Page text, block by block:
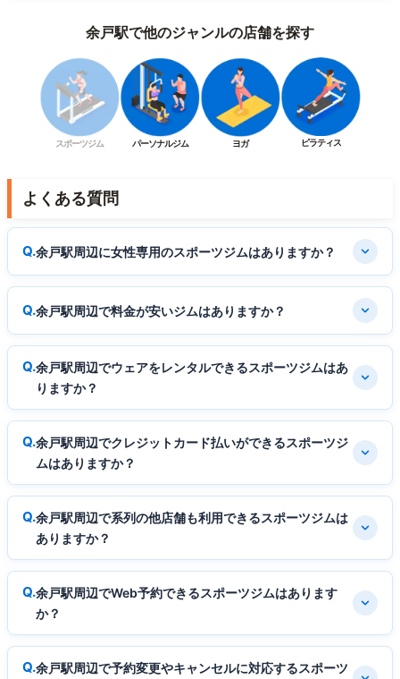
余戸駅で他のジャンルの店舗を探す
スポーツジム パーソナルジム ヨガ ピラティス
よくある質問
余戸駅周辺に女性専用のスポーツジムはありますか？
余戸駅周辺で料金が安いジムはありますか？
余戸駅周辺でウェアをレンタルできるスポーツジムはあ
りますか？
余戸駅周辺でクレジットカード払いができるスポーツジ
ムはありますか？
余戸駅周辺で系列の他店舗も利用できるスポーツジムは
ありますか？
余戸駅周辺でWeb予約できるスポーツジムはあります
か？
余戸駅周辺で予約変更やキャンセルに対応するスポーツ